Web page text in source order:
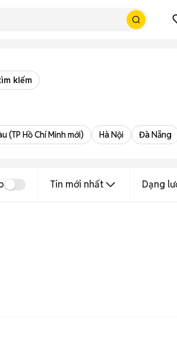
kiếm
(TP Hồ Chí Minh mới) Hà Nội Đà Nẵng
Tin mới nhất Dạng